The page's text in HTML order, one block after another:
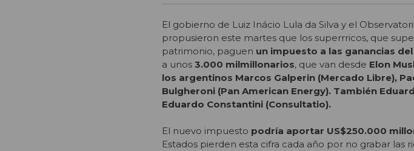
El gobierno de Luiz Inácio Lula da Silva y el
propusieron este martes que los superrricos, que
patrimonio, paguen un impuesto a las ganancias
a unos 3.000 milmillonarios, que van desde Elon
los argentinos Marcos Galperin (Mercado Libre),
Bulgheroni (Pan American Energy). También
Eduardo Constantini (Consultatio).
El nuevo impuesto podría aportar US$250.000
Estados pierden esta cifra cada año por no grabar las